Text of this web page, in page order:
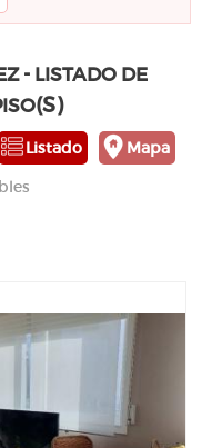
- LISTADO DE
(S)
Mapa
Listado